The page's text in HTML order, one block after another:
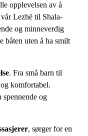
opplevelsen av å
Lezhë til Shala-
og minneverdig
båten uten å ha smilt
. Fra små barn til
komfortabel.
og
, sørger for en